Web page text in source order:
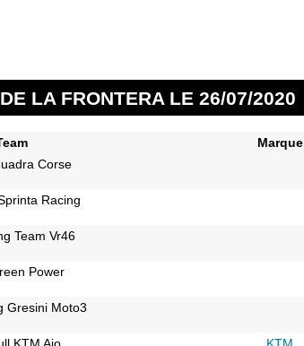
LA FRONTERA LE 26/07/2020
Marque
Corse
Racing
Team Vr46
Power
Gresini Moto3